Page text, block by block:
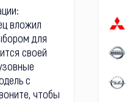
вложил
для
своей
с
чтобы